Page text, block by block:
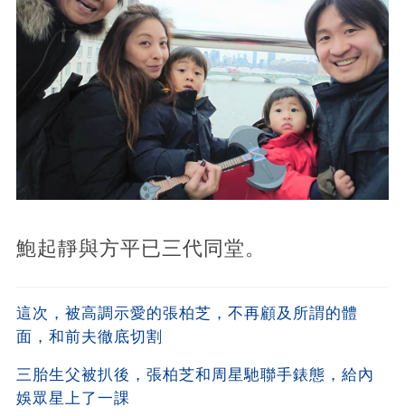
鮑起靜與方平已三代同堂。
這次，被高調示愛的張柏芝，不再顧及所謂的體
面，和前夫徹底切割
三胎生父被扒後，張柏芝和周星馳聯手錶態，給內
娛眾星上了一課